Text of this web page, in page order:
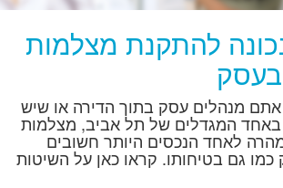
להתקנת מצלמות
מנהלים עסק בתוך הדירה או שיש
המגדלים של תל אביב, מצלמות
לאחד הנכסים היותר חשובים
גם בטיחותו. קראו כאן על השיטות